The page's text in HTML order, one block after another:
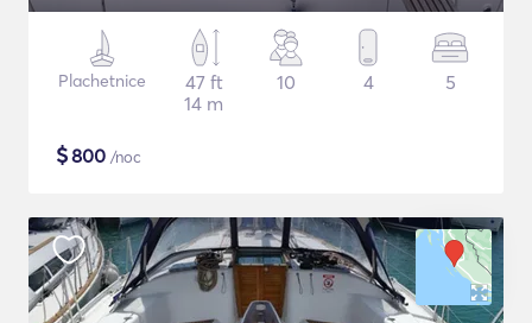
Plachetnice
47 ft
14 m
10 4 5
$800 /noc